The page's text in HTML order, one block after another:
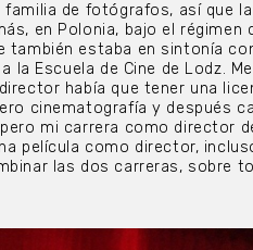
familia de fotógrafos, así que
en Polonia, bajo el
también estaba en sintonía
la Escuela de Cine de Lodz.
había que tener una
cinematografía y después
mi carrera como director
película como director,
las dos carreras, sobre